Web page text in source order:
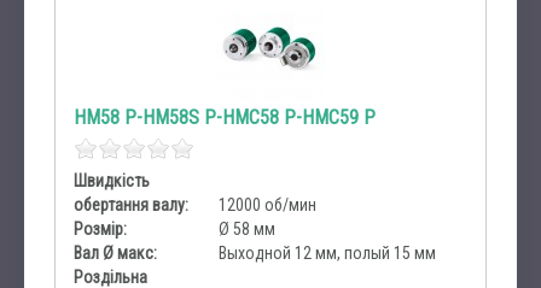
HM58 P-HM58S P-HMC58 P-HMC59 P
Швидкість
обертання валу:
12000 об/мин
Розмір:
Ø 58 мм
Вал Ø макс:
Выходной 12 мм, полый 15 мм
Роздільна